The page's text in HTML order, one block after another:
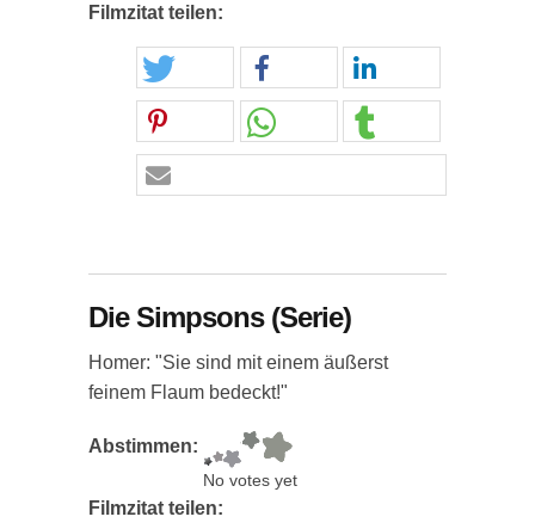
Filmzitat teilen:
Die Simpsons (Serie)
Homer: "Sie sind mit einem äußerst
feinem Flaum bedeckt!"
Abstimmen:
No votes yet
Filmzitat teilen: